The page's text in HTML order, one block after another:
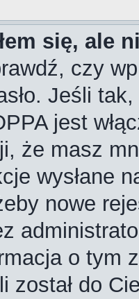
się, ale
czy
Jeśli
jest
że masz
wysłane
nowe
o tym
został do